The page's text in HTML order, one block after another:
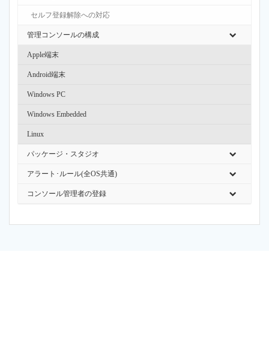
セルフ登録解除への対応
管理コンソールの構成
Apple端末
Android端末
Windows PC
Windows Embedded
Linux
パッケージ・スタジオ
アラート･ルール(全OS共通)
コンソール管理者の登録